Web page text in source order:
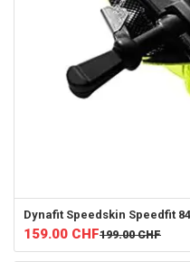
Dynafit Speedskin Speedfit
159.00 CHF199.00 CHF